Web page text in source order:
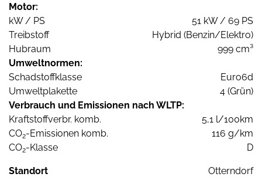
Motor:
kW / PS
51 kW / 69 PS
Treibstoff
Hybrid (Benzin/Elektro)
Hubraum
999 cm³
Umweltnormen:
Schadstoffklasse
Euro6d
Umweltplakette
4 (Grün)
Verbrauch und Emissionen nach WLTP:
Kraftstoffverbr. komb.
5,1 l/100km
CO2-Emissionen komb.
116 g/km
CO2-Klasse D
Standort Otterndorf